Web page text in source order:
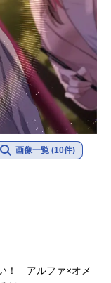
画像一覧 (10件)
！ アルファ×オメ